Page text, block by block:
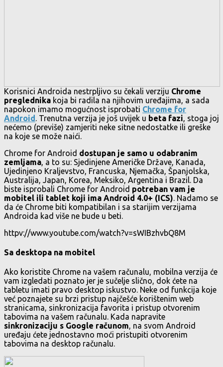
Korisnici Androida nestrpljivo su čekali verziju Chrome
preglednika koja bi radila na njihovim uređajima, a sada
napokon imamo mogućnost isprobati Chrome for
Android. Trenutna verzija je još uvijek u beta fazi, stoga joj
nećemo (previše) zamjeriti neke sitne nedostatke ili greške
na koje se može naići.
Chrome for Android dostupan je samo u odabranim
zemljama, a to su: Sjedinjene Američke Države, Kanada,
Ujedinjeno Kraljevstvo, Francuska, Njemačka, Španjolska,
Australija, Japan, Korea, Meksiko, Argentina i Brazil. Da
biste isprobali Chrome for Android potreban vam je
mobitel ili tablet koji ima Android 4.0+ (ICS). Nadamo se
da će Chrome biti kompatibilan i sa starijim verzijama
Androida kad više ne bude u beti.
httpv://www.youtube.com/watch?v=sWIBzhvbQ8M
Sa desktopa na mobitel
Ako koristite Chrome na vašem računalu, mobilna verzija će
vam izgledati poznato jer je sučelje slično, dok ćete na
tabletu imati pravo desktop iskustvo. Neke od funkcija koje
već poznajete su brzi pristup najčešće korištenim web
stranicama, sinkronizacija favorita i pristup otvorenim
tabovima na vašem računalu. Kada napravite
sinkronizaciju s Google računom, na svom Android
uređaju ćete jednostavno moći pristupiti otvorenim
tabovima na desktop računalu.